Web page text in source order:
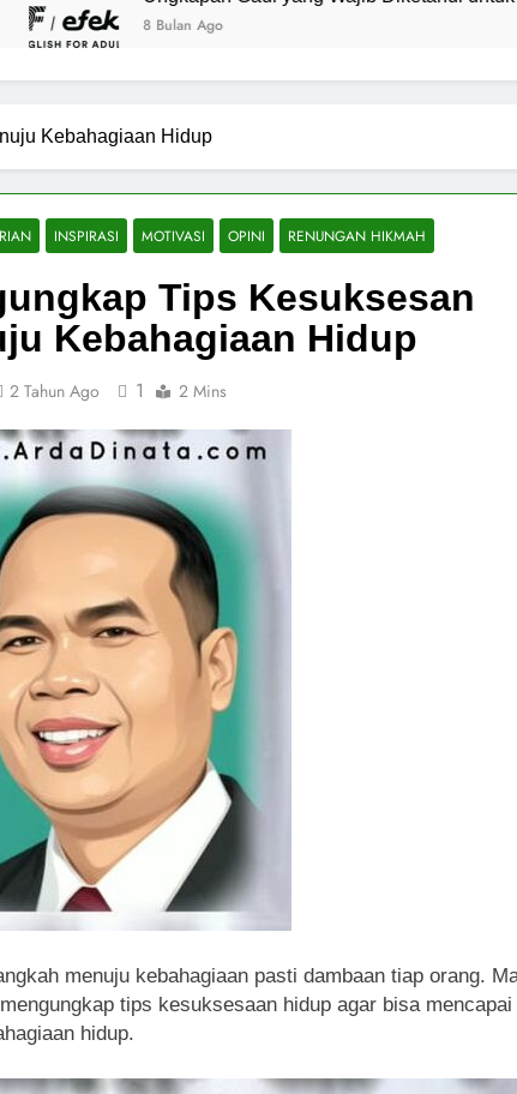
Kebahagiaan Hidup
INSPIRASI MOTIVASI OPINI RENUNGAN HIKMAH
Tips Kesuksesan
Kebahagiaan Hidup
2 Tahun Ago 1 2 Mins
menuju kebahagiaan pasti dambaan tiap orang.
tips kesuksesaan hidup agar bisa mencapai
hidup.